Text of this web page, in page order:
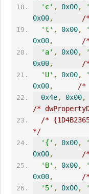
'c' , 0x00,
0x00,
/
't' , 0x00,
0x00,
/
'a' , 0x00,
0x00,
/
'U' , 0x00,
0x00,
/*
0x4e, 0x00,
/*
/*
*/
'{' , 0x00,
0x00,
/
'B' , 0x00,
0x00,
/
'5' , 0x00,